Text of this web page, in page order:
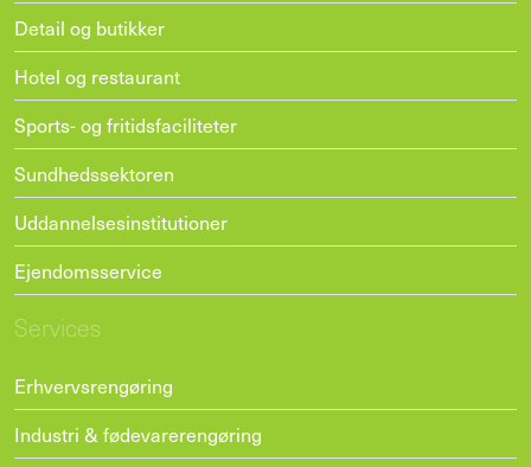
Detail og butikker
Hotel og restaurant
Sports- og fritidsfaciliteter
Sundhedssektoren
Uddannelsesinstitutioner
Ejendomsservice
Services
Erhvervsrengøring
Industri & fødevarerengøring